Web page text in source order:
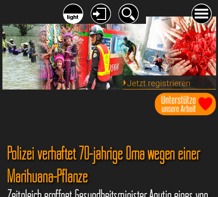
Jetzt registrieren
Polizei verhaftet 70-jährige Oma wegen einer
Marihuana-Pflanze